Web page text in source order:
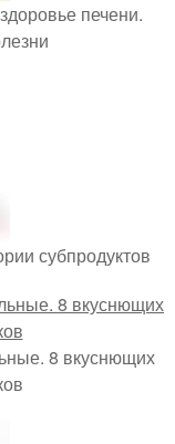
печени.
субпродуктов
8 вкуснющих